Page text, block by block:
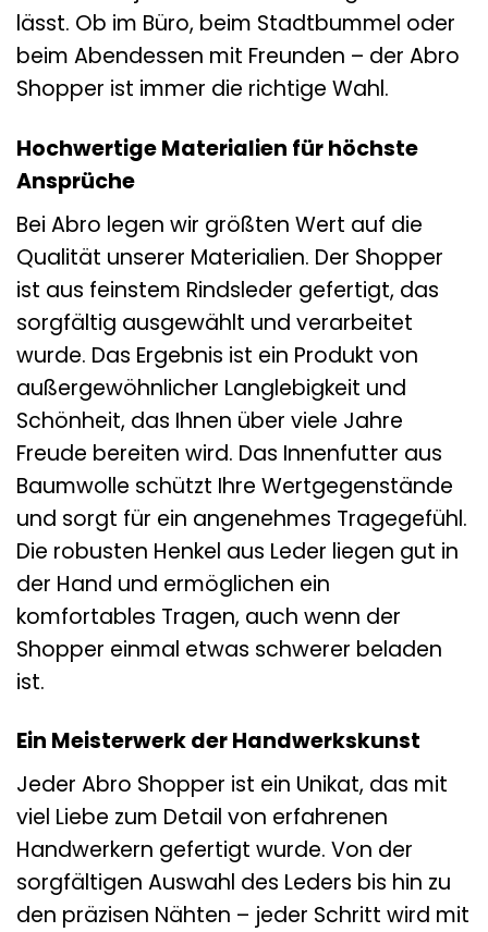
lässt. Ob im Büro, beim Stadtbummel oder
beim Abendessen mit Freunden – der Abro
Shopper ist immer die richtige Wahl.
Hochwertige Materialien für höchste
Ansprüche
Bei Abro legen wir größten Wert auf die
Qualität unserer Materialien. Der Shopper
ist aus feinstem Rindsleder gefertigt, das
sorgfältig ausgewählt und verarbeitet
wurde. Das Ergebnis ist ein Produkt von
außergewöhnlicher Langlebigkeit und
Schönheit, das Ihnen über viele Jahre
Freude bereiten wird. Das Innenfutter aus
Baumwolle schützt Ihre Wertgegenstände
und sorgt für ein angenehmes Tragegefühl.
Die robusten Henkel aus Leder liegen gut in
der Hand und ermöglichen ein
komfortables Tragen, auch wenn der
Shopper einmal etwas schwerer beladen
ist.
Ein Meisterwerk der Handwerkskunst
Jeder Abro Shopper ist ein Unikat, das mit
viel Liebe zum Detail von erfahrenen
Handwerkern gefertigt wurde. Von der
sorgfältigen Auswahl des Leders bis hin zu
den präzisen Nähten – jeder Schritt wird mit